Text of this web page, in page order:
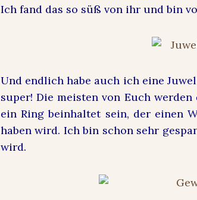
Ich fand das so süß von ihr und bin
Und endlich habe auch ich eine
super! Die meisten von Euch
ein Ring beinhaltet sein, der einen
haben wird. Ich bin schon sehr
wird.